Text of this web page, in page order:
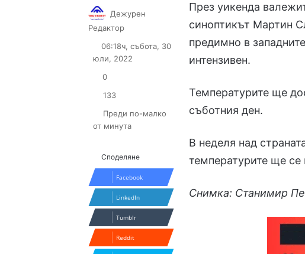
През уикенда
синоптикът Мартин
предимно в
интензивен.
Температурите ще
съботния ден.
В неделя над
температурите ще се
Снимка: Станимир
Дежурен
Редактор
X email
06:18ч, събота, 30
юли, 2022
0
133
Преди по-малко
от минута
Споделяне
Facebook
LinkedIn
Tumblr
Reddit